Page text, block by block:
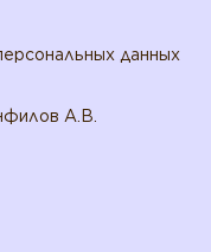
данных
А.В.